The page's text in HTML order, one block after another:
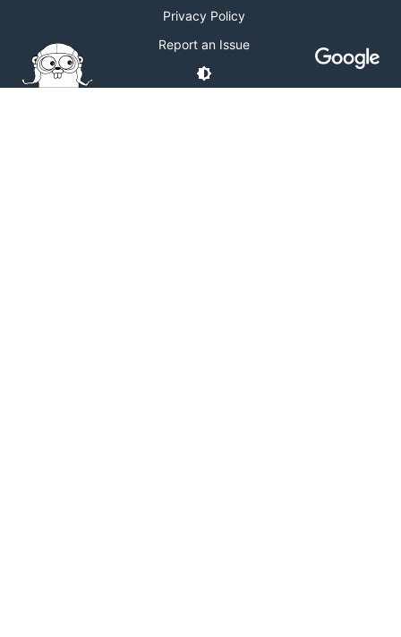
Privacy Policy
Report an Issue